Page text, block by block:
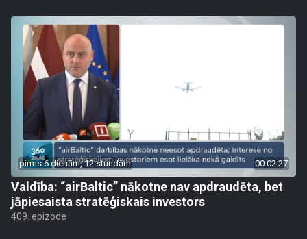
pirms 6 dienām, 12 stundām 00:02:27
Valdība: “airBaltic” nākotne nav apdraudēta, bet
jāpiesaista stratēģiskais investors
409. epizode